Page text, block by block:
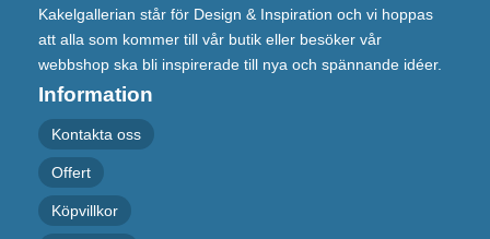
Kakelgallerian står för Design & Inspiration och vi hoppas
att alla som kommer till vår butik eller besöker vår
webbshop ska bli inspirerade till nya och spännande idéer.
Information
Kontakta oss
Offert
Köpvillkor